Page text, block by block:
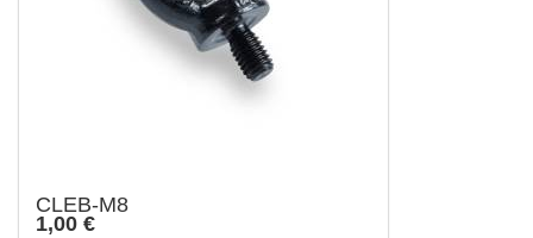
CLEB-M8
1,00 €